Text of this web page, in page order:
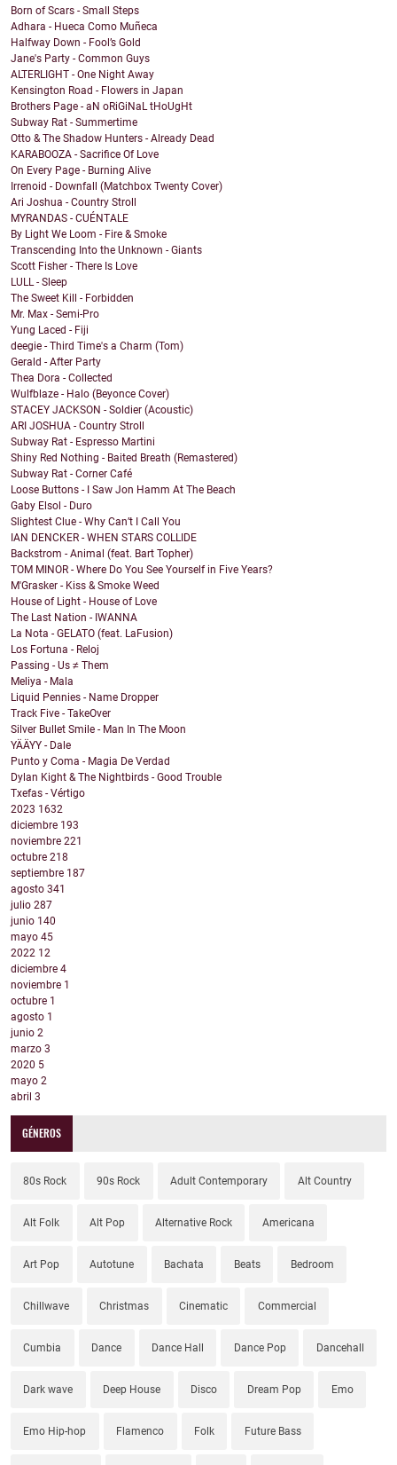
Born of Scars - Small Steps
Adhara - Hueca Como Muñeca
Halfway Down - Fool’s Gold
Jane's Party - Common Guys
ALTERLIGHT - One Night Away
Kensington Road - Flowers in Japan
Brothers Page - aN oRiGiNaL tHoUgHt
Subway Rat - Summertime
Otto & The Shadow Hunters - Already Dead
KARABOOZA - Sacrifice Of Love
On Every Page - Burning Alive
Irrenoid - Downfall (Matchbox Twenty Cover)
Ari Joshua - Country Stroll
MYRANDAS - CUÉNTALE
By Light We Loom - Fire & Smoke
Transcending Into the Unknown - Giants
Scott Fisher - There Is Love
LULL - Sleep
The Sweet Kill - Forbidden
Mr. Max - Semi-Pro
Yung Laced - Fiji
deegie - Third Time's a Charm (Tom)
Gerald - After Party
Thea Dora - Collected
Wulfblaze - Halo (Beyonce Cover)
STACEY JACKSON - Soldier (Acoustic)
ARI JOSHUA - Country Stroll
Subway Rat - Espresso Martini
Shiny Red Nothing - Baited Breath (Remastered)
Subway Rat - Corner Café
Loose Buttons - I Saw Jon Hamm At The Beach
Gaby Elsol - Duro
Slightest Clue - Why Can’t I Call You
IAN DENCKER - WHEN STARS COLLIDE
Backstrom - Animal (feat. Bart Topher)
TOM MINOR - Where Do You See Yourself in Five Years?
M'Grasker - Kiss & Smoke Weed
House of Light - House of Love
The Last Nation - IWANNA
La Nota - GELATO (feat. LaFusion)
Los Fortuna - Reloj
Passing - Us ≠ Them
Meliya - Mala
Liquid Pennies - Name Dropper
Track Five - TakeOver
Silver Bullet Smile - Man In The Moon
YÄÄYY - Dale
Punto y Coma - Magia De Verdad
Dylan Kight & The Nightbirds - Good Trouble
Txefas - Vértigo
2023 1632
diciembre 193
noviembre 221
octubre 218
septiembre 187
agosto 341
julio 287
junio 140
mayo 45
2022 12
diciembre 4
noviembre 1
octubre 1
agosto 1
junio 2
marzo 3
2020 5
mayo 2
abril 3
GÉNEROS
80s Rock 90s Rock Adult Contemporary Alt Country
Alt Folk Alt Pop Alternative Rock Americana
Art Pop Autotune Bachata Beats Bedroom
Chillwave Christmas Cinematic Commercial
Cumbia Dance Dance Hall Dance Pop Dancehall
Dark wave Deep House Disco Dream Pop Emo
Emo Hip-hop Flamenco Folk Future Bass